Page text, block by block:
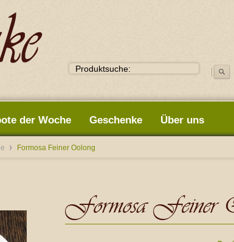
der Woche Geschenke Über uns
Formosa Feiner Oolong
Formosa Feiner